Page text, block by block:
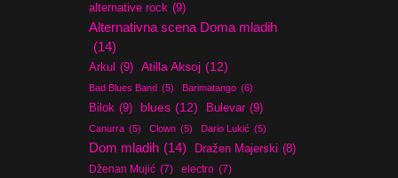
alternative rock (9)
Alternativna scena Doma mladih
(14)
Arkul (9) Atilla Aksoj (12)
Bad Blues Band (5) Barimatango (6)
Bilok (9) blues (12) Bulevar (9)
Canurra (5) Clown (5) Dario Lukić (5)
Dom mladih (14) Dražen Majerski (8)
Dženan Mujić (7) electro (7)